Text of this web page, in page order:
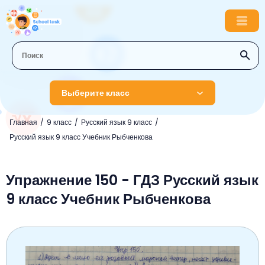
Выберите класс
Главная 9 класс
Русский язык 9 класс
Русский язык 9 класс Учебник Рыбченкова
1 класс
Русский язык
Литературное чтение
Окружающий мир
Математика
Математика
Английский язык
Информатика
Литературное чтение
3 класс
Музыка
Окружающий мир
Русский язык
4 класс
Английский язык
Русский язык
5 класс
ОБЖ
6 класс
Упражнение 150 - ГДЗ Русский язык
9 класс Учебник Рыбченкова